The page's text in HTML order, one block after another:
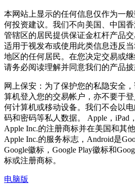
本网站上显示的任何信息仅作为一
何投资建议。我们不向美国、中国
管辖区的居民提供保证金杠杆产品
适用于视发布或使用此类信息违反
地区的任何居民。在您决定交易或
请务必阅读理解并同意我们的产品披
网上保安：为了保护您的私隐安全
算机登入您的交易帐户，亦不要于
何计算机或移动设备。我们不会以
码和密码等私人数据。 Apple，iPad
Apple Inc.的注册商标并在美国和其
Apple Inc.的服务标志，Android是
Google徽标，Google Play徽标和
标或注册商标。
电脑版